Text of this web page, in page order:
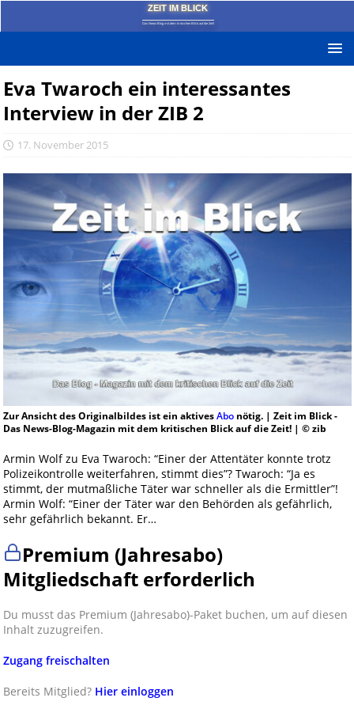
ZEIT IM BLICK
Das News-Blog mit dem kritischen Blick auf die Zeit!
Eva Twaroch ein interessantes
Interview in der ZIB 2
17. November 2015
Zur Ansicht des Originalbildes ist ein aktivesAbonötig. | Zeit im Blick -
Das News-Blog-Magazin mit dem kritischen Blick auf die Zeit! | © zib
Armin Wolf zu Eva Twaroch: “Einer der Attentäter konnte trotz
Polizeikontrolle weiterfahren, stimmt dies”? Twaroch: “Ja es
stimmt, der mutmaßliche Täter war schneller als die Ermittler”!
Armin Wolf: “Einer der Täter war den Behörden als gefährlich,
sehr gefährlich bekannt. Er…
Premium (Jahresabo)
Mitgliedschaft erforderlich
Du musst das Premium (Jahresabo)-Paket buchen, um auf diesen
Inhalt zuzugreifen.
Zugang freischalten
Bereits Mitglied? Hier einloggen